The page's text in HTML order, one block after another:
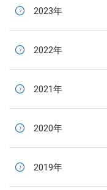
2023年
2022年
2021年
2020年
2019年